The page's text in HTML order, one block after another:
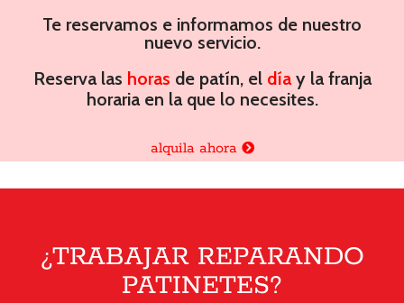
Te reservamos e informamos de nuestro
nuevo servicio.
Reserva las horas de patín, el díay la franja
horaria en la que lo necesites.
alquila ahora
¿TRABAJAR REPARANDO
PATINETES?